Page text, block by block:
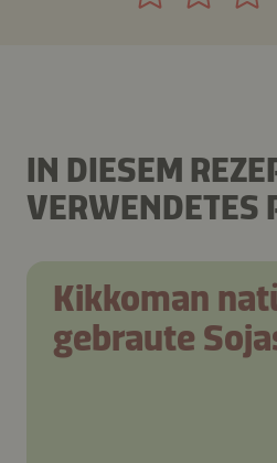
IN DIESEM
VERWENDETES
Kikkoman
gebraute